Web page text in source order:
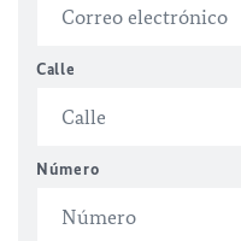
Calle
Número